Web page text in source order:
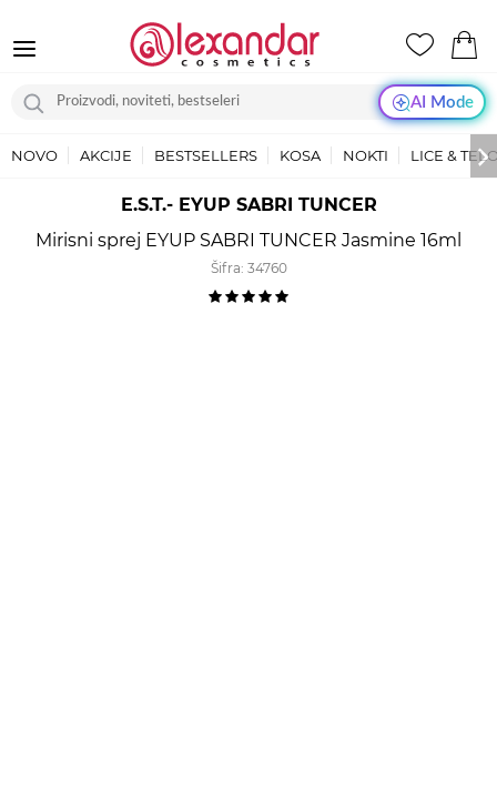
AI Mode
NOVO AKCIJE BESTSELLERS KOSA NOKTI LICE &
E.S.T.- EYUP SABRI TUNCER
Mirisni sprej EYUP SABRI TUNCER Jasmine 16ml
Šifra: 34760